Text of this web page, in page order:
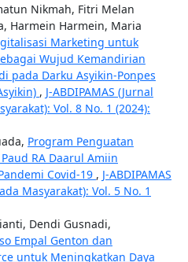
Nikmah, Fitri Melan
Harmein Harmein, Maria
Marketing untuk
Wujud Kemandirian
pada Darku Asyikin-Ponpes
, J-ABDIPAMAS (Jurnal
Vol. 8 No. 1 (2024):
Program Penguatan
RA Daarul Amiin
Covid-19 , J-ABDIPAMAS
Masyarakat): Vol. 5 No. 1
Dendi Gusnadi,
Empal Genton dan
untuk Meningkatkan Daya